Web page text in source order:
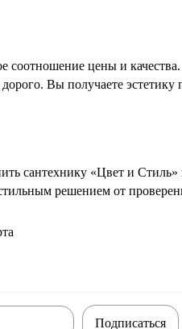
соотношение цены и
Вы получаете
сантехнику «Цвет и Стиль»
решением от
Подписаться